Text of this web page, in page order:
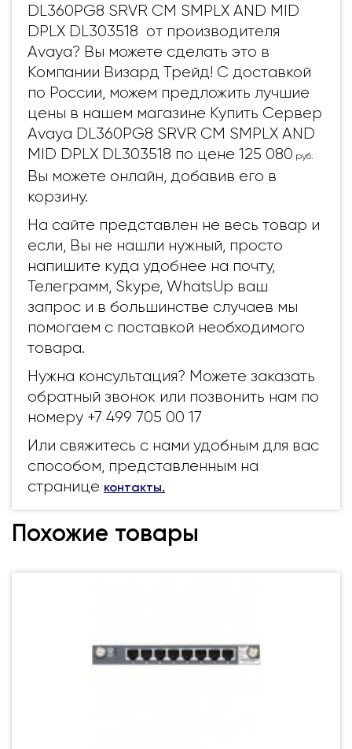
DL360PG8 SRVR CM SMPLX AND MID
DPLX DL303518 от производителя
Avaya? Вы можете сделать это в
Компании Визард Трейд! С доставкой
по России, можем предложить лучшие
цены в нашем магазине Купить Сервер
Avaya DL360PG8 SRVR CM SMPLX AND
MID DPLX DL303518 по цене 125 080 руб.
Вы можете онлайн, добавив его в
корзину.
На сайте представлен не весь товар и
если, Вы не нашли нужный, просто
напишите куда удобнее на почту,
Телеграмм, Skype, WhatsUp ваш
запрос и в большинстве случаев мы
помогаем с поставкой необходимого
товара.
Нужна консультация? Можете заказать
обратный звонок или позвонить нам по
номеру +7 499 705 00 17
Или свяжитесь с нами удобным для вас
способом, представленным на
странице контакты.
Похожие товары